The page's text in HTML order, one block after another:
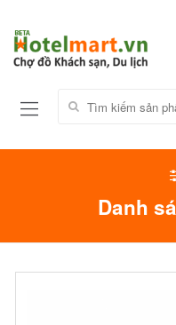
Tìm kiếm sản phẩm:
Danh